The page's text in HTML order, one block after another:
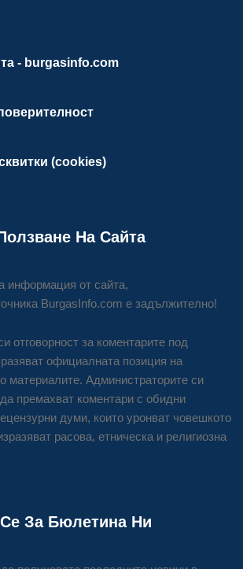
- burgasinfo.com
(cookies)
На Сайта
информация от сайта,
BurgasInfo.com е задължително!
отговорност за коментарите под
официалната позиция на
материалите. Администраторите си
премахват коментари с обидни
думи, които уронват човешкото
расова, етническа и религиозна
За Бюлетина Ни